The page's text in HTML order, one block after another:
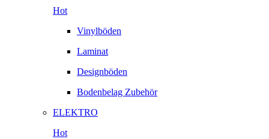
Hot
Vinylböden
Laminat
Designböden
Bodenbelag Zubehör
ELEKTRO
Hot